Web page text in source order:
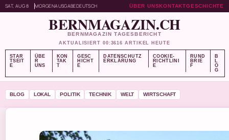
SAT, AUG 8 MORGENAUSGABEDEUTSCH ÜBER UNSKONTAKTGESCHICHTE
BERNMAGAZIN.CH
BERNMAGAZIN TAGESBERICHT
AKTUALISIERT 00:3616 ARTIKEL HEUTE
STAR
TSEIT
E
ÜBE
R
UNS
KON
TAK
T
GESC
HICHT
E
DATENSCHUTZ
ERKLÄRUNG
COOKIE-
RICHTLINI
E
RUND
BRIE
F
B
L
O
G
BLOG LOKAL POLITIK TECHNIK WELT WIRTSCHAFT